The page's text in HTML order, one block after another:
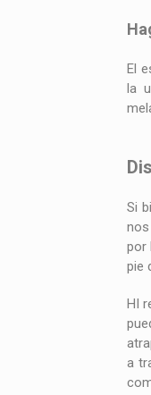
El
la
Si
por
pie
HI
a